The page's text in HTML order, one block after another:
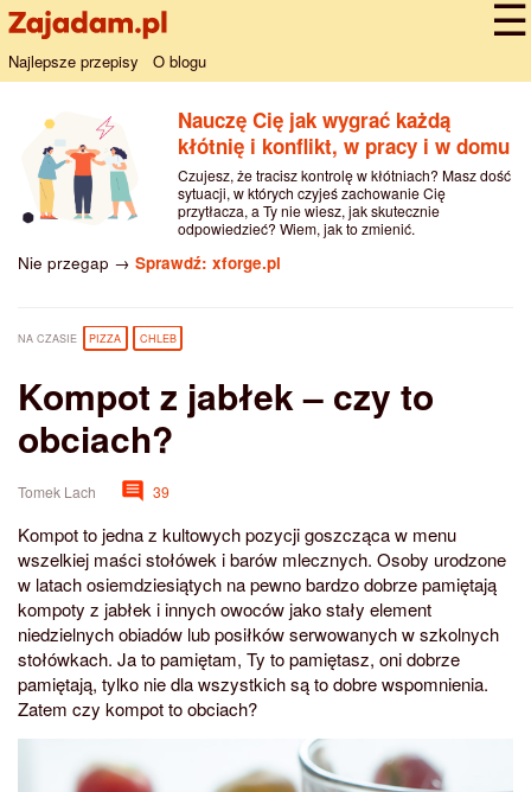
Najlepsze przepisy O blogu
Nauczę Cię jak wygrać każdą
kłótnię i konflikt, w pracy i w domu
Czujesz, że tracisz kontrolę w kłótniach? Masz dość
sytuacji, w których czyjeś zachowanie Cię
przytłacza, a Ty nie wiesz, jak skutecznie
odpowiedzieć? Wiem, jak to zmienić.
Nie przegap → Sprawdź: xforge.pl
NA CZASIE PIZZA CHLEB
Kompot z jabłek – czy to
obciach?
Tomek Lach 39
Kompot to jedna z kultowych pozycji goszcząca w menu
wszelkiej maści stołówek i barów mlecznych. Osoby urodzone
w latach osiemdziesiątych na pewno bardzo dobrze pamiętają
kompoty z jabłek i innych owoców jako stały element
niedzielnych obiadów lub posiłków serwowanych w szkolnych
stołówkach. Ja to pamiętam, Ty to pamiętasz, oni dobrze
pamiętają, tylko nie dla wszystkich są to dobre wspomnienia.
Zatem czy kompot to obciach?